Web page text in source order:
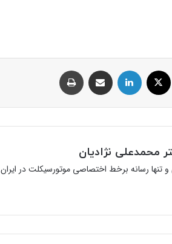
فیس بوک لینکدین اشتراک گذاری از طریق ایمیل
محمدعلی نژادیان
و تنها رسانه برخط اختصاصی موتورسیکلت در ایران